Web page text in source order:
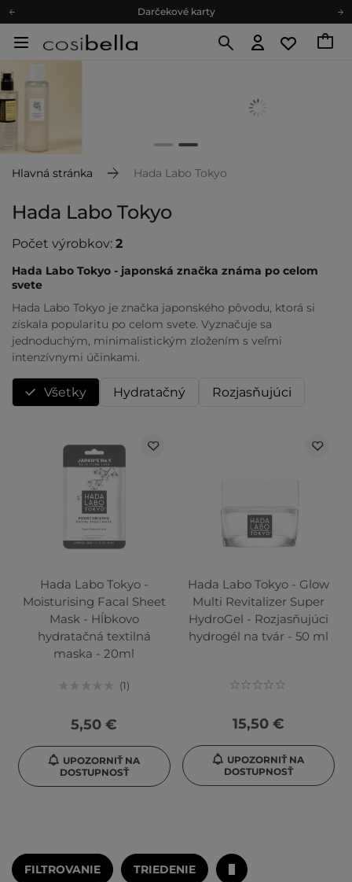
Darčekové karty
Ekologické balenie
Hlavná stránka Hada Labo Tokyo
Hada Labo Tokyo
Počet výrobkov: 2
Hada Labo Tokyo - japonská značka známa po celom
svete
Hada Labo Tokyo je značka japonského pôvodu, ktorá si
získala popularitu po celom svete. Vyznačuje sa
jednoduchým, minimalistickým zložením s veľmi
intenzívnymi účinkami.
Všetky Hydratačný Rozjasňujúci
Hada Labo Tokyo -
Moisturising Facal Sheet
Mask - Hĺbkovo
hydratačná textilná
maska - 20ml
1
5,50 €
UPOZORNIŤ NA
DOSTUPNOSŤ
Hada Labo Tokyo - Glow
Multi Revitalizer Super
HydroGel - Rozjasňujúci
hydrogél na tvár - 50 ml
15,50 €
UPOZORNIŤ NA
DOSTUPNOSŤ
FILTROVANIE TRIEDENIE